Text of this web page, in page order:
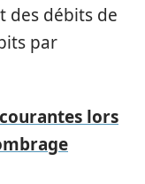
des débits de
par
lors